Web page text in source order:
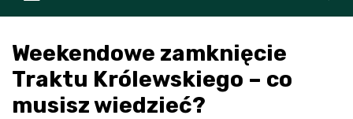
Weekendowe zamknięcie
Traktu Królewskiego – co
musisz wiedzieć?